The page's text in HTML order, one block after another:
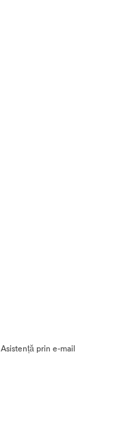
Asistență prin e-mail